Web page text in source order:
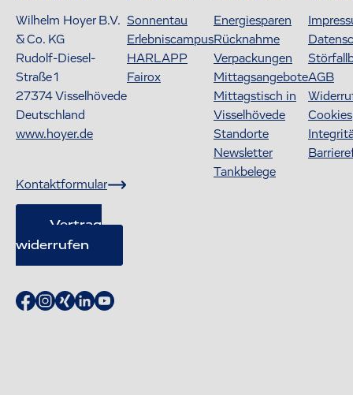
Wilhelm Hoyer B.V.
& Co. KG
Rudolf-Diesel-
Straße 1
27374Visselhövede
Deutschland
www.hoyer.de
Kontaktformular
Vertrag
widerrufen
Sonnentau
Erlebniscampus
HARLAPP
Fairox
Energiesparen
Rücknahme
Verpackungen
Mittagsangebote
Mittagstisch in
Visselhövede
Standorte
Newsletter
Tankbelege
AGB
Cookies